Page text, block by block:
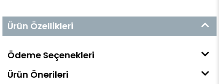
Ürün Özellikleri
Ödeme Seçenekleri
Ürün Önerileri